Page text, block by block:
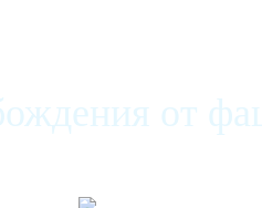
от